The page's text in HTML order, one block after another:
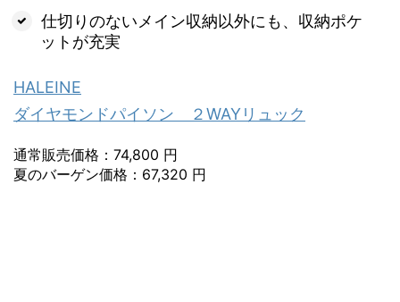
仕切りのないメイン収納以外にも、収納ポケ
ットが充実
HALEINE
ダイヤモンドパイソン ２WAYリュック
通常販売価格：74,800 円
夏のバーゲン価格：67,320 円